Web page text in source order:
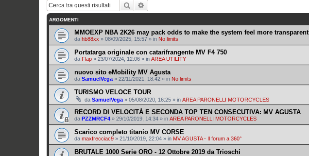
Cerca
ARGOMENTI
MMOEXP NBA 2K26 may pack odds to make the system feel more transparent
da hb88xx » 08/09/2025, 15:57 » in No limits
Portatarga originale con catarifrangente MV F4 750
da Flap » 23/07/2024, 12:06 » in AREA UTILITY
nuovo sito eMobility MV Agusta
da SamuelVega» 22/11/2021, 18:42 » in No limits
TURISMO VELOCE TOUR
da SamuelVega» 05/08/2020, 16:25 » in AREA PARONELLI MOTORCYCLES
RECORD DI VELOCITÀ E SECONDA TOP TEN CONSECUTIVA: MV AGUSTA
da PZZMRCF4 » 29/10/2019, 14:34 » in AREA PARONELLI MOTORCYCLES
Scarico completo titanio MV CORSE
da maxfrecciac9 » 21/10/2019, 22:04 » in MV AGUSTA - Il forum a 360°
BRUTALE 1000 Serie ORO - 12 Ottobre 2019 da Trioschi